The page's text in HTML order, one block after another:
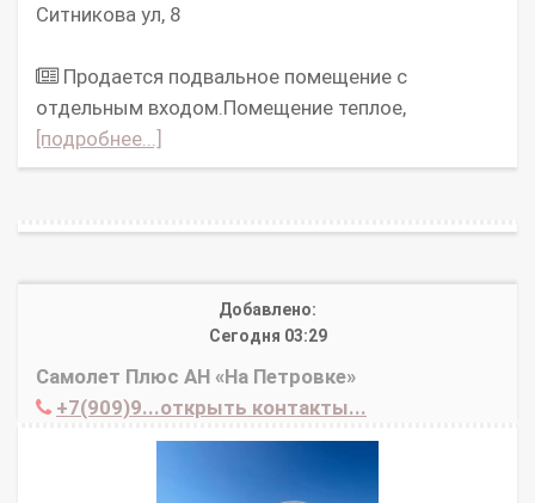
Ситникова ул, 8
Продается подвальное помещение с
отдельным входом.Помещение теплое,
[подробнее...]
Добавлено:
Сегодня 03:29
Самолет Плюс АН «На Петровке»
+7(909)9...открыть контакты...